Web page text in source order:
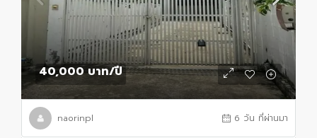
40,000 บาท/ปี
naorinpl 6 วัน ที่ผ่านมา